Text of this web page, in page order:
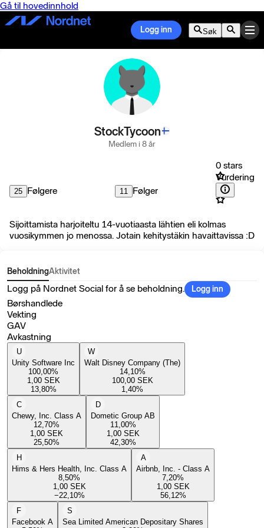
Gå til hovedinnhold
Logg inn Søk
StockTycoon
Medlem i 8 år
25 Følgere 11 Følger
0 stars
Vurdering
Sijoittamista harjoiteltu 14-vuotiaasta lähtien eli kolmas
vuosikymmen jo menossa. Jotain kehitystäkin havaittavissa :D
BeholdningAktivitet
Logg på Nordnet Social for å se beholdning. Logg inn
Børshandlede
Vekting
GAV
Avkastning
U
Unity Software Inc
100,00%
1,00 SEK
13,80%
W
Walt Disney Company (The)
14,10%
100,00 SEK
1,40%
C
Chewy, Inc. Class A
12,70%
1,00 SEK
25,50%
D
Dometic Group AB
11,00%
1,00 SEK
42,30%
H
Hims & Hers Health, Inc. Class A
8,50%
1,00 SEK
−22,10%
A
Airbnb, Inc. - Class A
7,20%
1,00 SEK
56,12%
F
Facebook A
S
Sea Limited American Depositary Shares